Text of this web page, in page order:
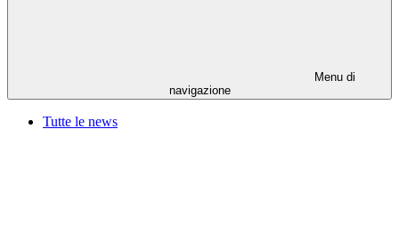
Menu di
navigazione
Tutte le news